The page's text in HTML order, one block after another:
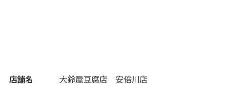
店舗名 大鈴屋豆腐店 安倍川店